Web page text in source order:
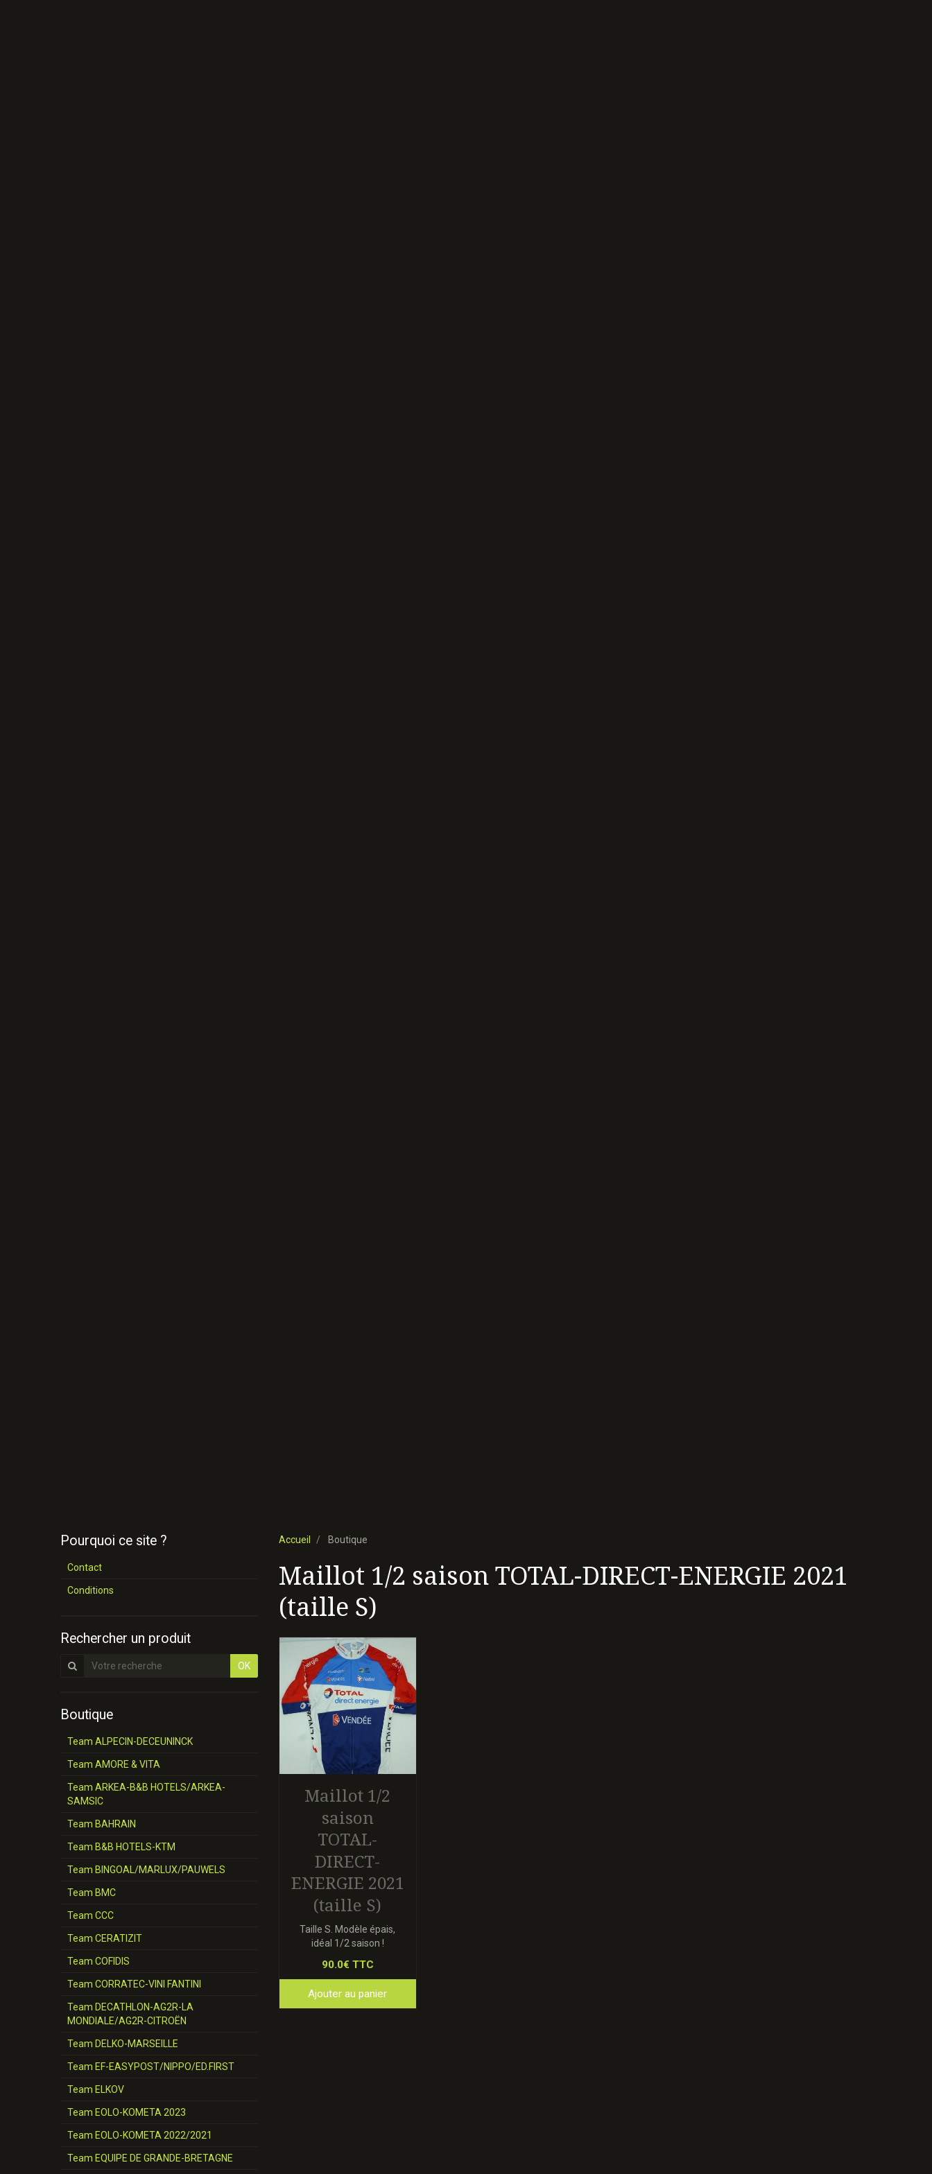
Accueil Boutique
Maillot 1/2 saison TOTAL-DIRECT-ENERGIE 2021
(taille S)
Maillot 1/2
saison
TOTAL-
DIRECT-
ENERGIE 2021
(taille S)
Taille S. Modèle épais,
idéal 1/2 saison !
90.0€ TTC
Ajouter au panier
Pourquoi ce site ?
Contact
Conditions
Rechercher un produit
OK
Boutique
Team ALPECIN-DECEUNINCK
Team AMORE & VITA
Team ARKEA-B&B HOTELS/ARKEA-
SAMSIC
Team BAHRAIN
Team B&B HOTELS-KTM
Team BINGOAL/MARLUX/PAUWELS
Team BMC
Team CCC
Team CERATIZIT
Team COFIDIS
Team CORRATEC-VINI FANTINI
Team DECATHLON-AG2R-LA
MONDIALE/AG2R-CITROËN
Team DELKO-MARSEILLE
Team EF-EASYPOST/NIPPO/ED.FIRST
Team ELKOV
Team EOLO-KOMETA 2023
Team EOLO-KOMETA 2022/2021
Team EQUIPE DE GRANDE-BRETAGNE